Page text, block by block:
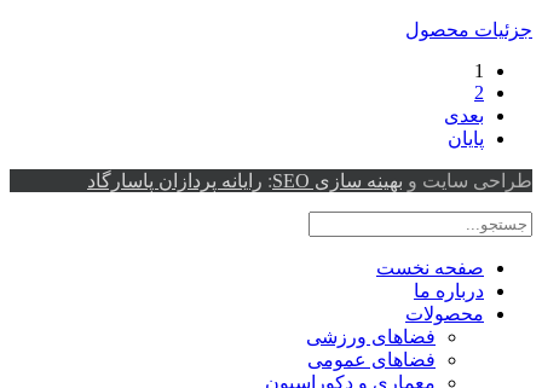
جزئیات محصول
1
2
بعدی
پایان
طراحی سایت و بهینه سازی SEO : رایانه پردازان پاسارگاد
صفحه نخست
درباره ما
محصولات
فضاهای ورزشی
فضاهای عمومی
معماری و دکوراسیون